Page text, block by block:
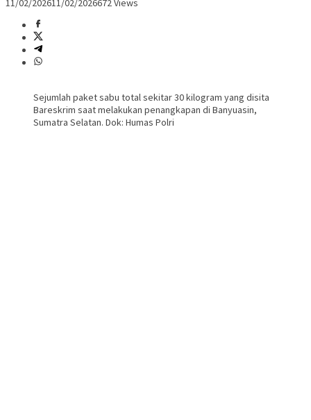
11/02/202611/02/2026672 Views
Sejumlah paket sabu total sekitar 30 kilogram yang disita
Bareskrim saat melakukan penangkapan di Banyuasin,
Sumatra Selatan. Dok: Humas Polri